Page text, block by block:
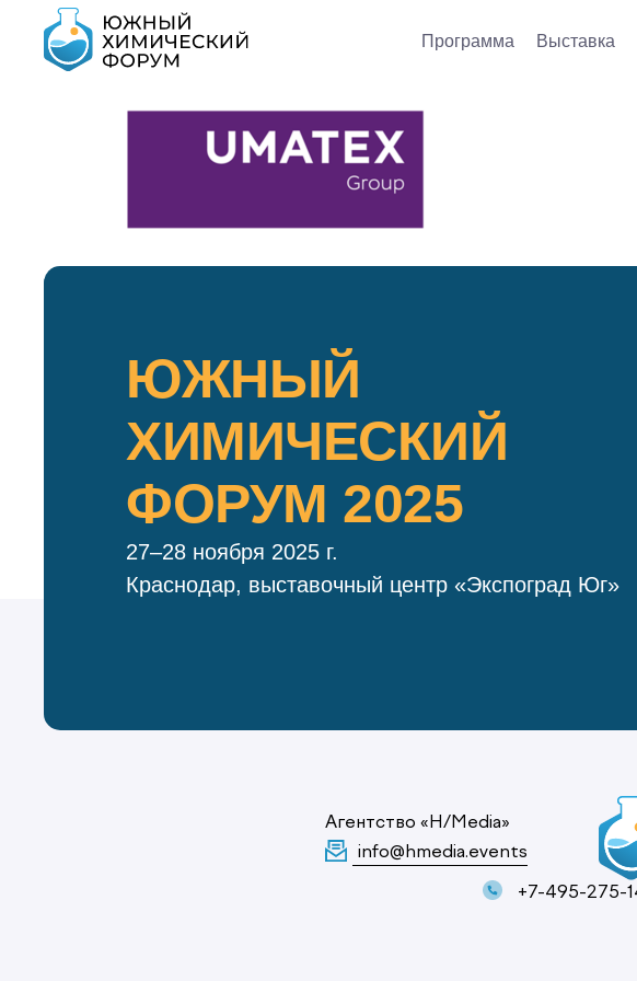
Программа Выставка
ЮЖНЫЙ
ХИМИЧЕСКИЙ
ФОРУМ 2025
27–28 ноября 2025 г.
Краснодар, выставочный центр «Экспоград Юг»
Агентство «H/Media»
info@hmedia.events
+7-495-275-